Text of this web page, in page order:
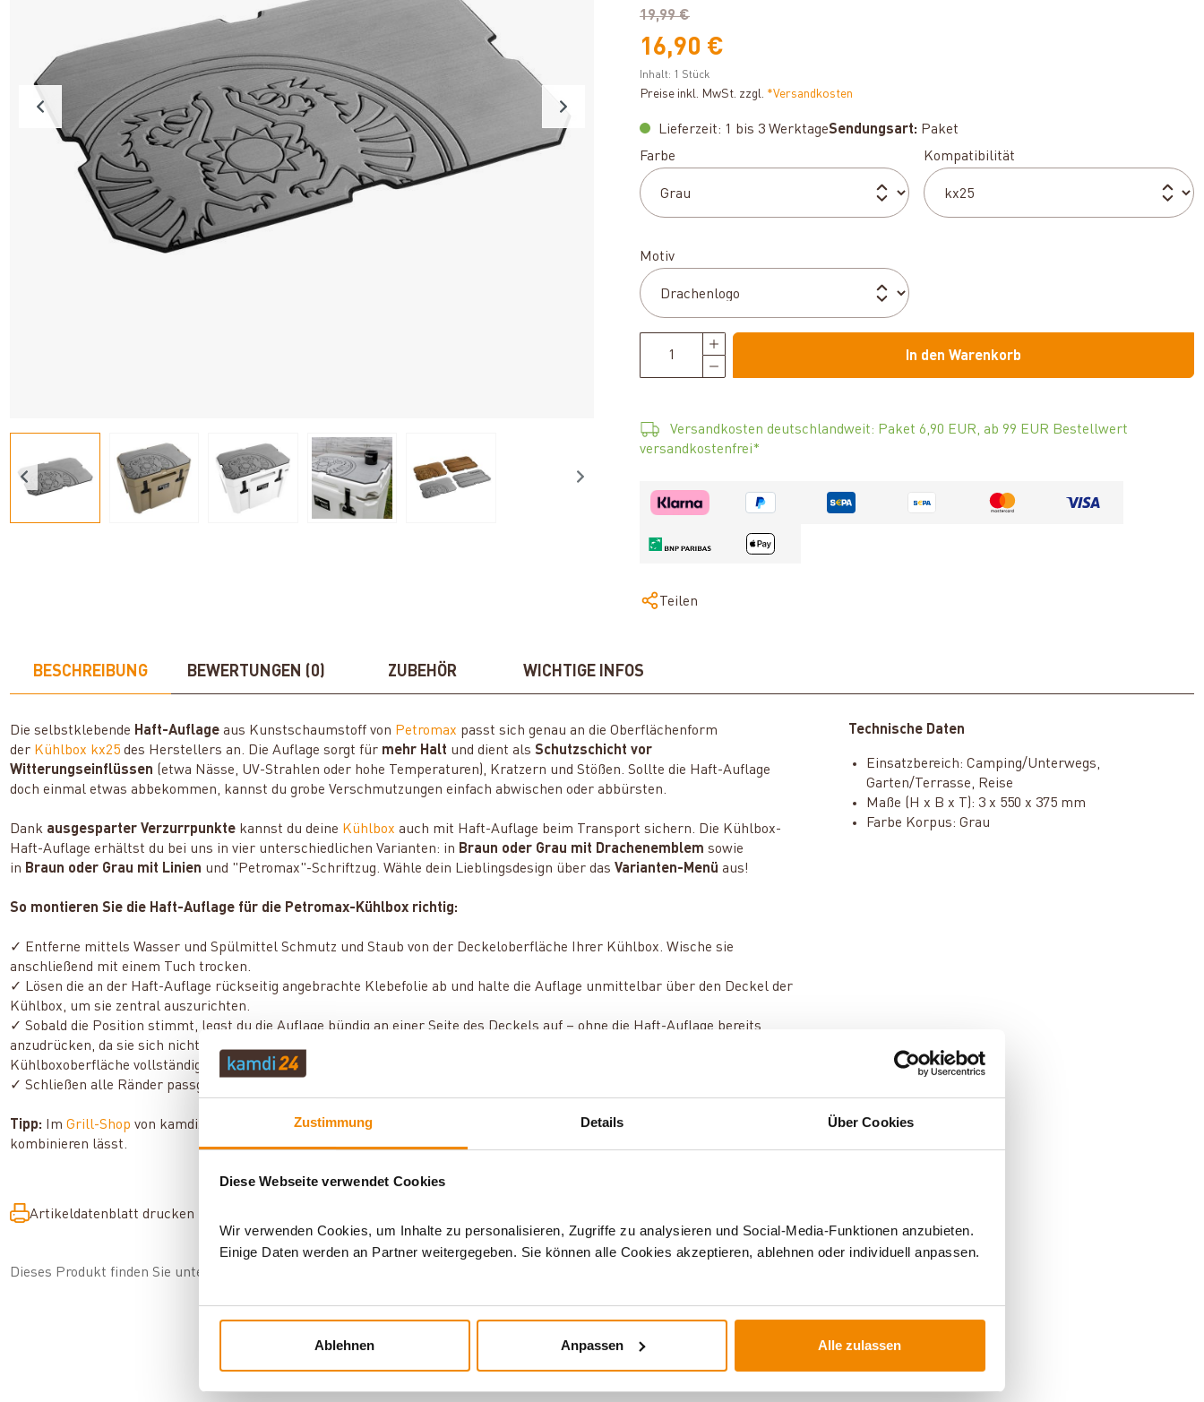
Zustimmung Details Über Cookies
Diese Webseite verwendet Cookies
Wir verwenden Cookies, um Inhalte zu personalisieren, Zugriffe zu analysieren und Social-Media-Funktionen anzubieten.
Einige Daten werden an Partner weitergegeben. Sie können alle Cookies akzeptieren, ablehnen oder individuell anpassen.
Ablehnen Anpassen Alle zulassen
19,99 €
16,90 €
Inhalt: 1 Stück
Preise inkl. MwSt. zzgl. *Versandkosten
Lieferzeit: 1 bis 3 WerktageSendungsart: Paket
Farbe
Kompatibilität
Motivauswählen
In den Warenkorb
Versandkosten deutschlandweit: Paket 6,90 EUR, ab 99 EUR Bestellwert
versandkostenfrei*
Teilen
BESCHREIBUNG BEWERTUNGEN (0) ZUBEHÖR WICHTIGE INFOS
Die selbstklebende Haft-Auflage aus Kunstschaumstoff von Petromax passt sich genau an die Oberflächenform
der Kühlbox kx25 des Herstellers an. Die Auflage sorgt für mehr Halt und dient alsSchutzschicht vor
Witterungseinflüssen (etwa Nässe, UV-Strahlen oder hohe Temperaturen), Kratzern und Stößen. Sollte die Haft-Auflage
doch einmal etwas abbekommen, kannst du grobe Verschmutzungen einfach abwischen oder abbürsten.
Dank ausgesparter Verzurrpunkte kannst du deine Kühlbox auch mit Haft-Auflage beim Transport sichern. Die Kühlbox-
Haft-Auflage erhältst du bei uns in vier unterschiedlichen Varianten: in Braun oder Grau mit Drachenemblem sowie
in Braun oder Grau mit Linien und "Petromax"-Schriftzug. Wähle dein Lieblingsdesign über dasVarianten-Menüaus!
So montieren Sie die Haft-Auflage für die Petromax-Kühlbox richtig:
✓ Entferne mittels Wasser und Spülmittel Schmutz und Staub von der Deckeloberfläche Ihrer Kühlbox. Wische sie
anschließend mit einem Tuch trocken.
✓ Lösen die an der Haft-Auflage rückseitig angebrachte Klebefolie ab und halte die Auflage unmittelbar über den Deckel der
Kühlbox, um sie zentral auszurichten.
✓ Sobald die Position stimmt, legst du die Auflage bündig an einer Seite des Deckels auf – ohne die Haft-Auflage bereits
anzudrücken, da sie sich nicht mehr korrigieren lässt! Lege auch den Rest der Auflagefläche auf den Deckel, bis die
Kühlboxoberfläche vollständig bedeckt ist.
✓ Schließen alle Ränder passgenau ab, kannst du die Auflage mit den Handflächen fest andrücken.
Tipp: ImGrill-Shop von kamdi24 findest du auch einSitzkissen für das Kühlbox-Modell kx25, das sich mit der Haft-Auflage
kombinieren lässt.
Technische Daten
Einsatzbereich: Camping/Unterwegs,
Garten/Terrasse, Reise
Maße (H x B x T): 3 x 550 x 375 mm
Farbe Korpus: Grau
Artikeldatenblatt drucken
Dieses Produkt finden Sie unter: